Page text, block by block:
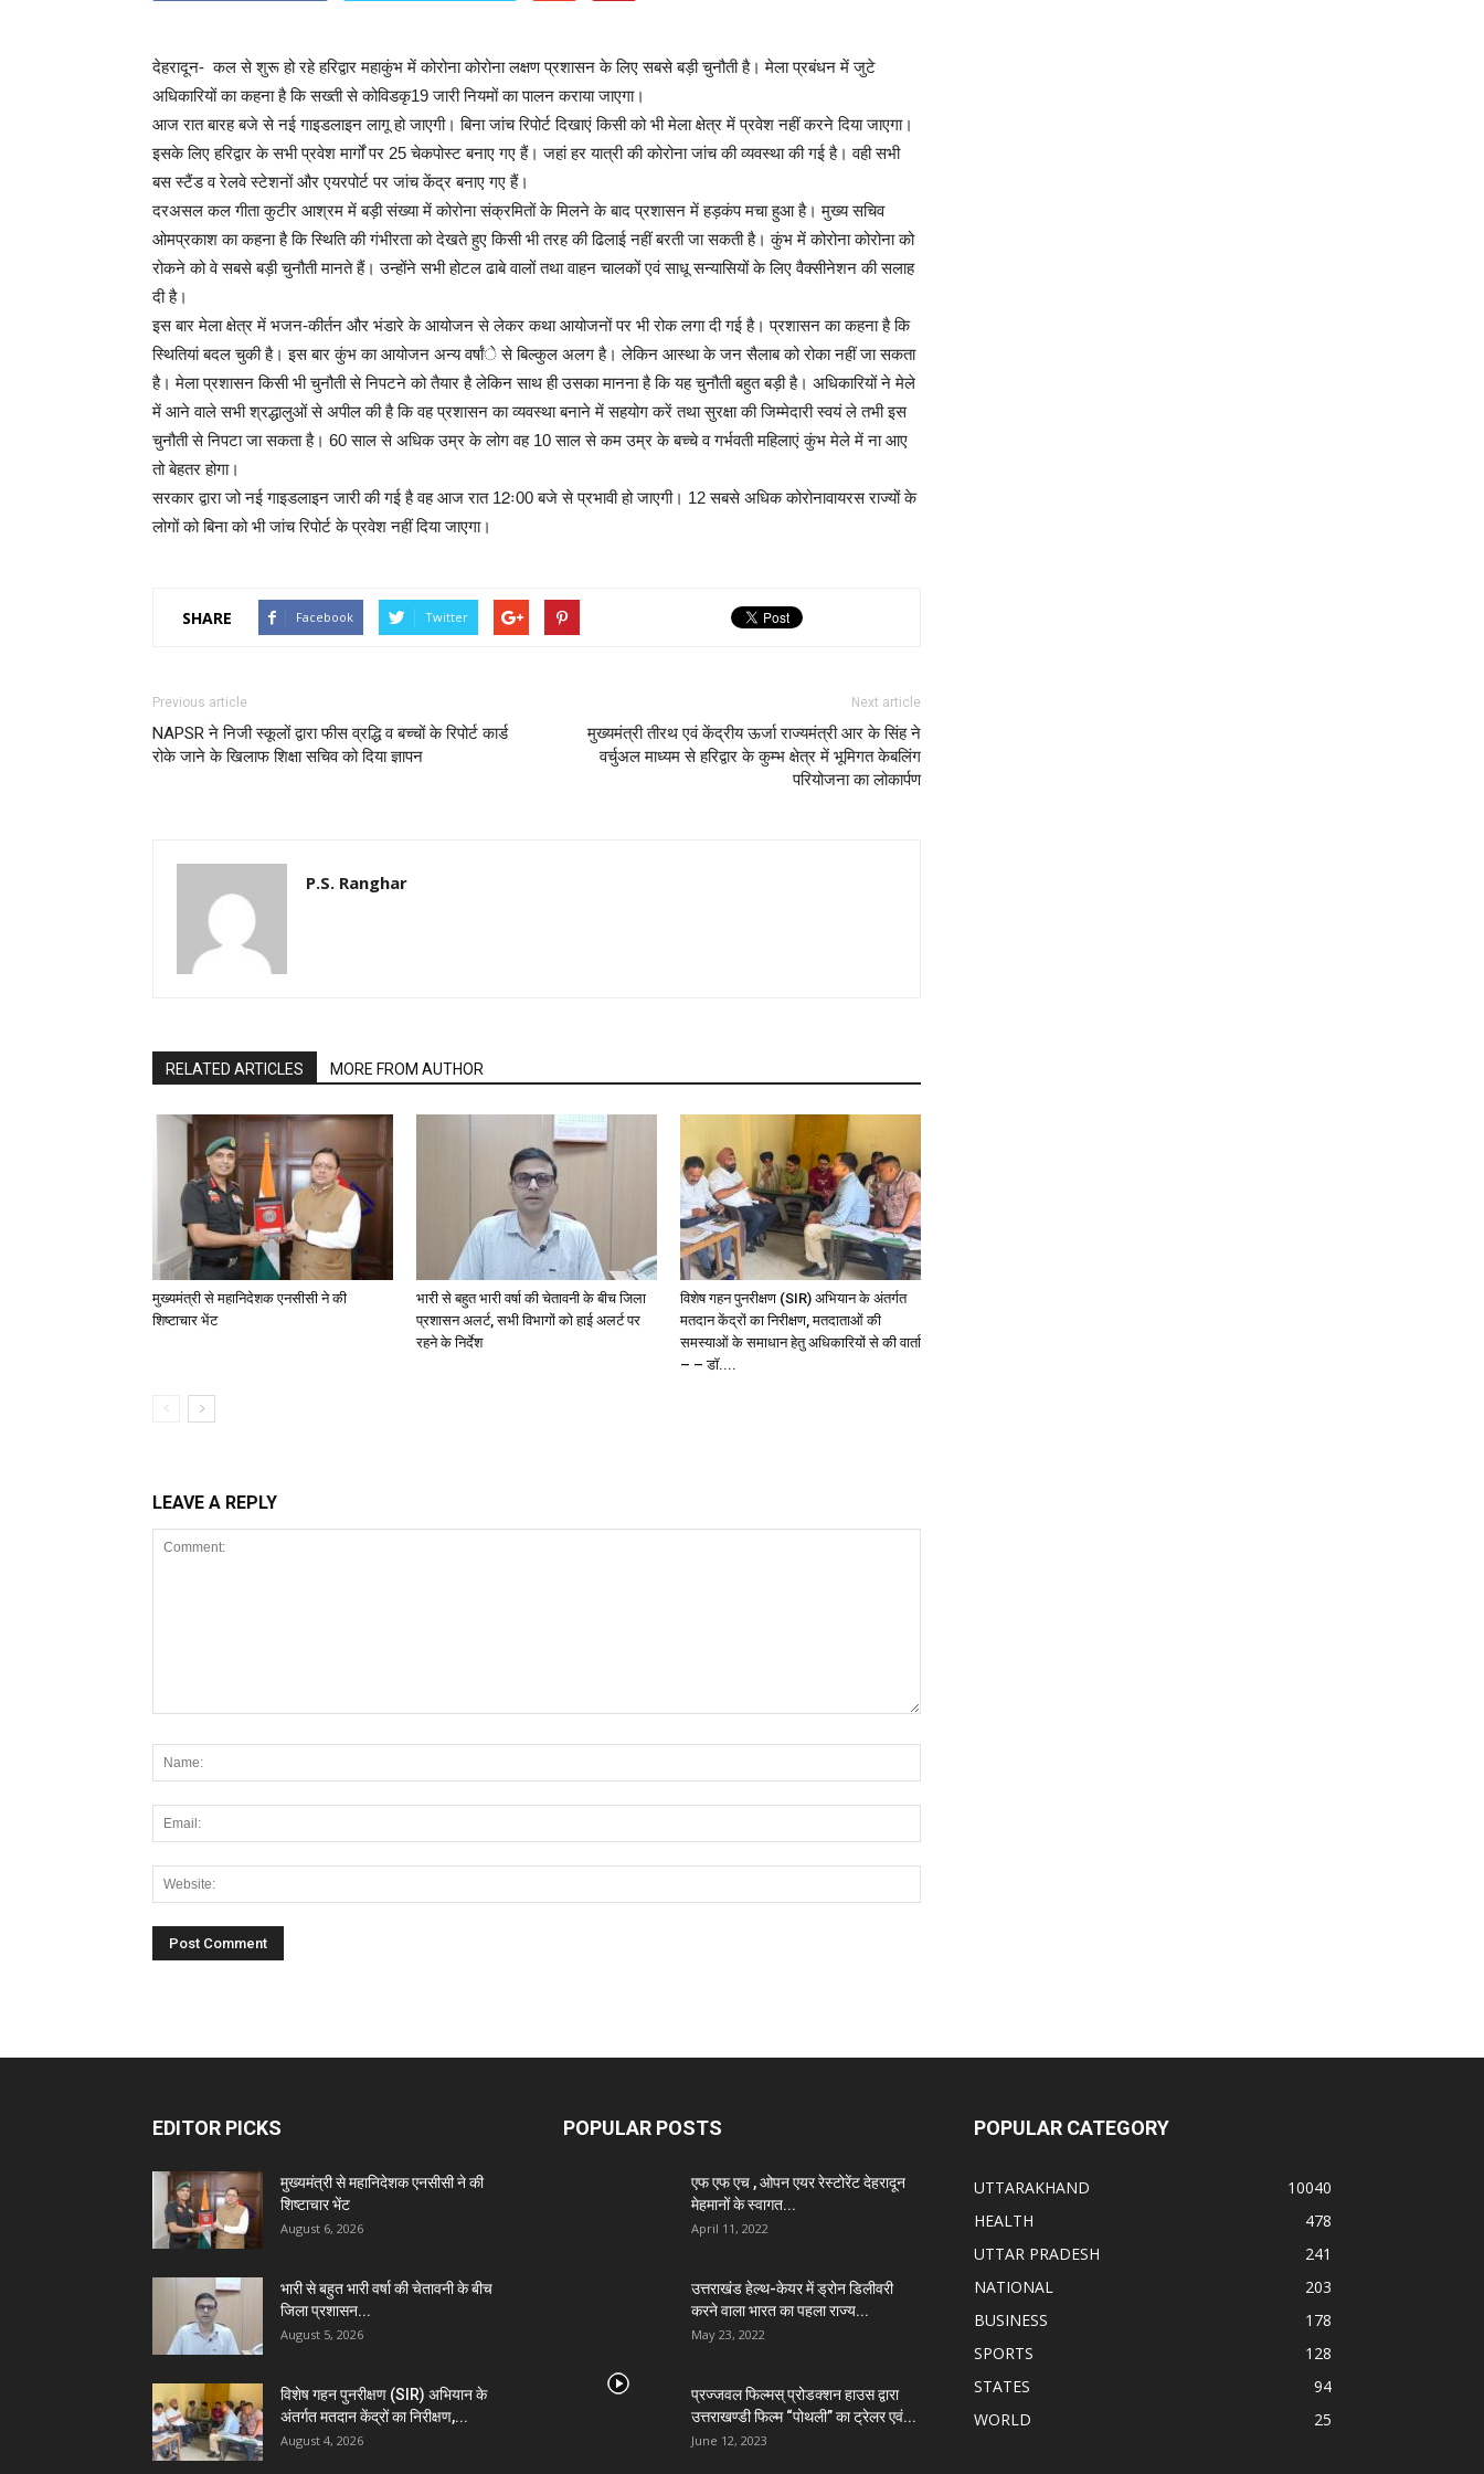
देहरादून- कल से शुरू हो रहे हरिद्वार महाकुंभ में कोरोना कोरोना लक्षण प्रशासन के लिए सबसे बड़ी चुनौती है। मेला प्रबंधन में जुटे
अधिकारियों का कहना है कि सख्ती से कोविडकृ19 जारी नियमों का पालन कराया जाएगा।
आज रात बारह बजे से नई गाइडलाइन लागू हो जाएगी। बिना जांच रिपोर्ट दिखाएं किसी को भी मेला क्षेत्र में प्रवेश नहीं करने दिया जाएगा।
इसके लिए हरिद्वार के सभी प्रवेश मार्गों पर 25 चेकपोस्ट बनाए गए हैं। जहां हर यात्री की कोरोना जांच की व्यवस्था की गई है। वही सभी
बस स्टैंड व रेलवे स्टेशनों और एयरपोर्ट पर जांच केंद्र बनाए गए हैं।
दरअसल कल गीता कुटीर आश्रम में बड़ी संख्या में कोरोना संक्रमितों के मिलने के बाद प्रशासन में हड़कंप मचा हुआ है। मुख्य सचिव
ओमप्रकाश का कहना है कि स्थिति की गंभीरता को देखते हुए किसी भी तरह की ढिलाई नहीं बरती जा सकती है। कुंभ में कोरोना कोरोना को
रोकने को वे सबसे बड़ी चुनौती मानते हैं। उन्होंने सभी होटल ढाबे वालों तथा वाहन चालकों एवं साधू सन्यासियों के लिए वैक्सीनेशन की सलाह
दी है।
इस बार मेला क्षेत्र में भजन-कीर्तन और भंडारे के आयोजन से लेकर कथा आयोजनों पर भी रोक लगा दी गई है। प्रशासन का कहना है कि
स्थितियां बदल चुकी है। इस बार कुंभ का आयोजन अन्य वर्षांे से बिल्कुल अलग है। लेकिन आस्था के जन सैलाब को रोका नहीं जा सकता
है। मेला प्रशासन किसी भी चुनौती से निपटने को तैयार है लेकिन साथ ही उसका मानना है कि यह चुनौती बहुत बड़ी है। अधिकारियों ने मेले
में आने वाले सभी श्रद्धालुओं से अपील की है कि वह प्रशासन का व्यवस्था बनाने में सहयोग करें तथा सुरक्षा की जिम्मेदारी स्वयं ले तभी इस
चुनौती से निपटा जा सकता है। 60 साल से अधिक उम्र के लोग वह 10 साल से कम उम्र के बच्चे व गर्भवती महिलाएं कुंभ मेले में ना आए
तो बेहतर होगा।
सरकार द्वारा जो नई गाइडलाइन जारी की गई है वह आज रात 12ः00 बजे से प्रभावी हो जाएगी। 12 सबसे अधिक कोरोनावायरस राज्यों के
लोगों को बिना को भी जांच रिपोर्ट के प्रवेश नहीं दिया जाएगा।
SHARE Facebook Twitter
Previous article
NAPSR ने निजी स्कूलों द्वारा फीस व्रद्धि व बच्चों के रिपोर्ट कार्ड
रोके जाने के खिलाफ शिक्षा सचिव को दिया ज्ञापन
Next article
मुख्यमंत्री तीरथ एवं केंद्रीय ऊर्जा राज्यमंत्री आर के सिंह ने
वर्चुअल माध्यम से हरिद्वार के कुम्भ क्षेत्र में भूमिगत केबलिंग
परियोजना का लोकार्पण
P.S. Ranghar
RELATED ARTICLES MORE FROM AUTHOR
मुख्यमंत्री से महानिदेशक एनसीसी ने की
शिष्टाचार भेंट
भारी से बहुत भारी वर्षा की चेतावनी के बीच जिला
प्रशासन अलर्ट, सभी विभागों को हाई अलर्ट पर
रहने के निर्देश
विशेष गहन पुनरीक्षण (SIR) अभियान के अंतर्गत
मतदान केंद्रों का निरीक्षण, मतदाताओं की
समस्याओं के समाधान हेतु अधिकारियों से की वार्ता
– – डॉ....
LEAVE A REPLY
EDITOR PICKS
मुख्यमंत्री से महानिदेशक एनसीसी ने की
शिष्टाचार भेंट
August 6, 2026
भारी से बहुत भारी वर्षा की चेतावनी के बीच
जिला प्रशासन...
August 5, 2026
विशेष गहन पुनरीक्षण (SIR) अभियान के
अंतर्गत मतदान केंद्रों का निरीक्षण,...
August 4, 2026
POPULAR POSTS
एफ एफ एच , ओपन एयर रेस्टोरेंट देहरादून
मेहमानों के स्वागत...
April 11, 2022
उत्तराखंड हेल्थ-केयर में ड्रोन डिलीवरी
करने वाला भारत का पहला राज्य...
May 23, 2022
प्रज्जवल फिल्मस् प्रोडक्शन हाउस द्वारा
उत्तराखण्डी फिल्म “पोथली” का ट्रेलर एवं...
June 12, 2023
POPULAR CATEGORY
UTTARAKHAND
10040
HEALTH
478
UTTAR PRADESH
241
NATIONAL
203
BUSINESS
178
SPORTS
128
STATES
94
WORLD
25